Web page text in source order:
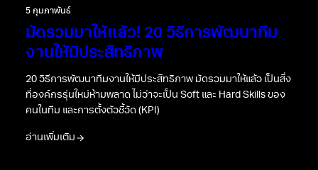
5 กุมภาพันธ์
มัดรวมมาให้แล้ว! 20 วิธีการพัฒนาทีม
งานให้มีประสิทธิภาพ
20 วิธีการพัฒนาทีมงานให้มีประสิทธิภาพ มัดรวมมาให้แล้ว เป็นสิ่ง
ที่องค์กรรุ่นใหม่ห้ามพลาด ไม่ว่าจะเป็น Soft และ Hard Skills ของ
คนในทีม และการตั้งตัวชี้วัด (KPI)
อ่านเพิ่มเติม